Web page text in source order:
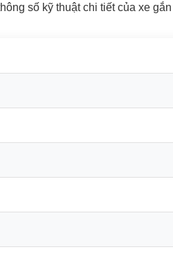
số kỹ thuật chi tiết của xe